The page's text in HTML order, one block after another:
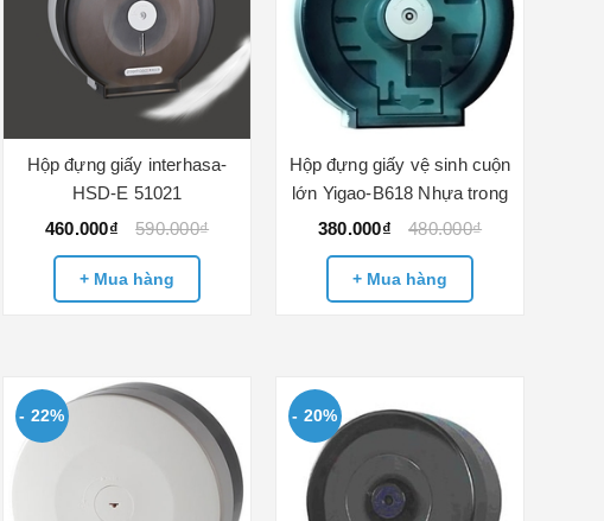
Hộp đựng giấy interhasa-
HSD-E 51021
460.000₫
590.000₫
+ Mua hàng
Hộp đựng giấy vệ sinh cuộn
lớn Yigao-B618 Nhựa trong
380.000₫
480.000₫
+ Mua hàng
- 22% - 20%